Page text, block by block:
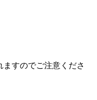
すのでご注意くださ